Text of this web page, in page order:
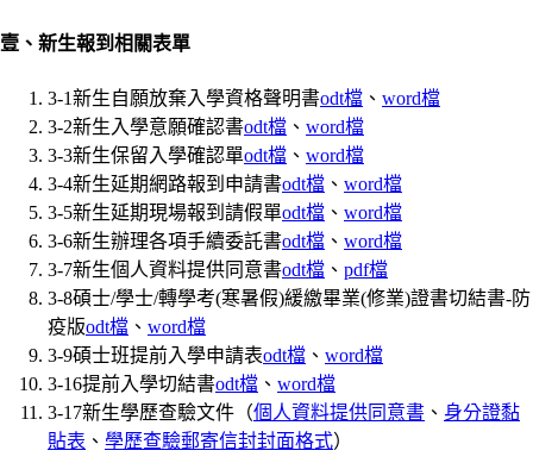
壹、新生報到相關表單
3-1新生自願放棄入學資格聲明書odt檔 、 word檔
3-2新生入學意願確認書odt檔 、 word檔
3-3新生保留入學確認單odt檔 、 word檔
3-4新生延期網路報到申請書odt檔 、 word檔
3-5新生延期現場報到請假單odt檔 、 word檔
3-6新生辦理各項手續委託書odt檔 、 word檔
3-7新生個人資料提供同意書odt檔 、 pdf檔
3-8碩士/學士/轉學考(寒暑假)緩繳畢業(修業)證書切結書-防
疫版odt檔 、 word檔
3-9碩士班提前入學申請表odt檔 、 word檔
3-16提前入學切結書odt檔 、 word檔
3-17新生學歷查驗文件（個人資料提供同意書 、 身分證黏
貼表 、 學歷查驗郵寄信封封面格式）